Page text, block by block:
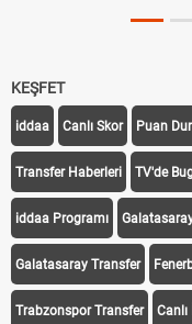
KEŞFET
iddaa Canlı Skor Puan
Transfer Haberleri TV'de
iddaa Programı
Galatasaray Transfer